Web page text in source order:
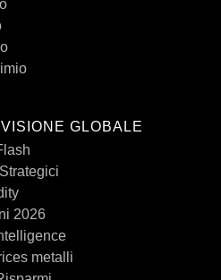
GLOBALE
2026
metalli